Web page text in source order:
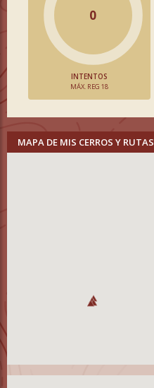
0
INTENTOS
MÁX. REG 18
MAPA DE MIS CERROS Y RUTAS